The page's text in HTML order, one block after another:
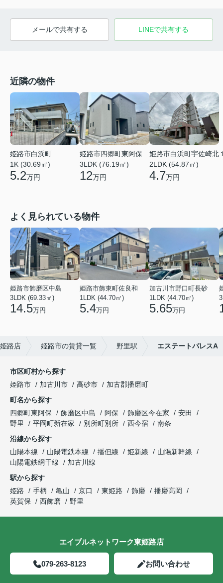
メールで共有する LINEで共有する
近隣の物件
姫路市白浜町
1K (30.69㎡)
5.2万円
姫路市四郷町東阿保
3LDK (76.19㎡)
12万円
姫路市白浜町宇佐崎北
2LDK (54.87㎡)
4.7万円
よく見られている物件
姫路市飾磨区中島
3LDK (69.33㎡)
14.5万円
姫路市飾東町佐良和
1LDK (44.70㎡)
5.4万円
加古川市野口町長砂
1LDK (44.70㎡)
5.65万円
路店 姫路市の賃貸一覧 野里駅 エステートパレスA
市区町村から探す
姫路市
加古川市 高砂市
加古郡播磨町
町名から探す
四郷町東阿保
飾磨区中島 阿保 飾磨区今在家
安田
野里
平岡町新在家 別所町別所 西今宿
南条
沿線から探す
山陽本線
山陽電鉄本線 播但線 姫新線
山陽新幹線
山陽電鉄網干線
加古川線
駅から探す
姫路
手柄 亀山 京口 東姫路 飾磨
播磨高岡
英賀保
西飾磨 野里
エイブルネットワーク東姫路店
079-263-8123 お問い合わせ